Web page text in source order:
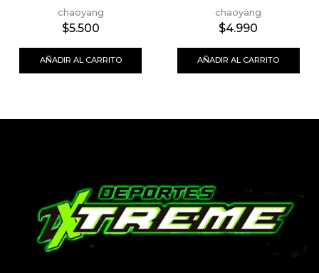
chaoyang
$5.500
AÑADIR AL CARRITO
chaoyang
$4.990
AÑADIR AL CARRITO